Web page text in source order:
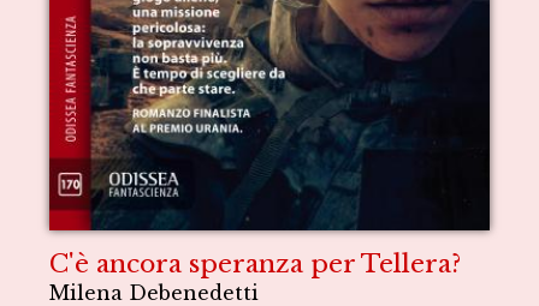
C'è ancora speranza per Tellera?
Milena Debenedetti